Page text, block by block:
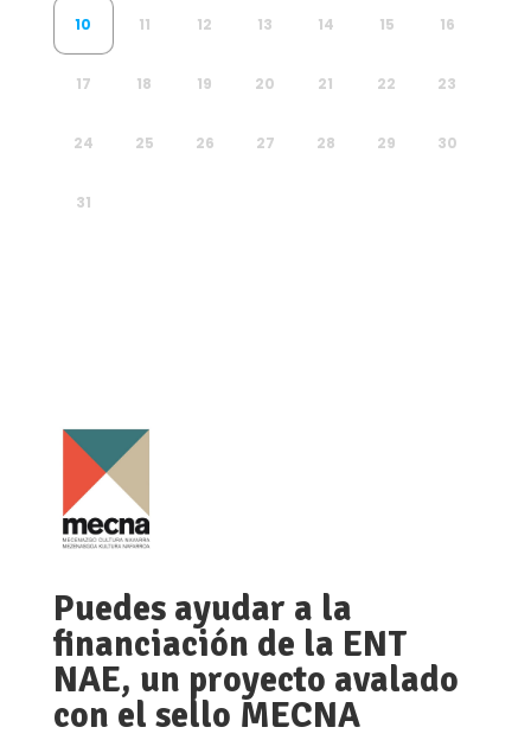
10 11 12 13 14 15 16
17 18 19 20 21 22 23
24 25 26 27 28 29 30
31
Puedes ayudar a la
financiación de la ENT
NAE, un proyecto avalado
con el sello MECNA